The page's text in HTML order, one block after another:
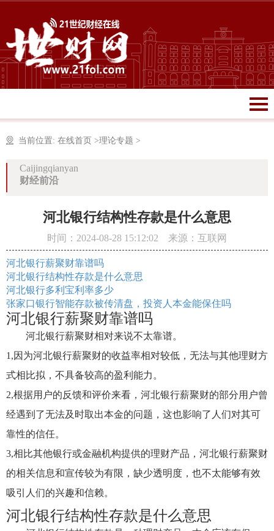
当前位置: 在线首页 >理论专题 >
Caijingqianyan
财经前沿
河北银行结构性存款是什么意思
时间：2024-08-28 15:12:02 来源：互联网
河北银行薪聚财靠谱吗
河北银行结构性存款是什么意思
河北银行多利宝利率多少
张家口银行智能存款被传清盘，投资人本金能保住吗
河北银行薪聚财靠谱吗
河北银行薪聚财相对来说不太靠谱。
1,因为河北银行薪聚财的收益率相对较低，无法与其他理财方
式相比拟，不具备较高的盈利能力。
2,根据用户的反馈和评价来看，河北银行薪聚财的部分用户曾
经遇到了无法及时取出本金的问题，这也影响了人们对其可
靠性的信任。
3,相比其他银行或金融机构提供的理财产品，河北银行薪聚财
的相关信息和宣传较为有限，缺少透明度，也不太能够有效
吸引人们的兴趣和信赖。
河北银行结构性存款是什么意思